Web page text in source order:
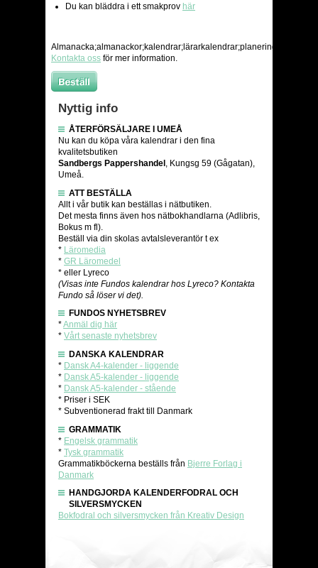
Du kan bläddra i ett smakprov här
Kontakta oss för mer information.
Nyttig info
ÅTERFÖRSÄLJARE I UMEÅ
Nu kan du köpa våra kalendrar i den fina
kvalitetsbutiken
Sandbergs Pappershandel , Kungsg 59 (Gågatan),
Umeå.
ATT BESTÄLLA
Allt i vår butik kan beställas i nätbutiken.
Det mesta finns även hos nätbokhandlarna (Adlibris,
Bokus m fl).
Beställ via din skolas avtalsleverantör t ex
* Läromedia
* GR Läromedel
* eller Lyreco
(Visas inte Fundos kalendrar hos Lyreco? Kontakta
Fundo så löser vi det).
FUNDOS NYHETSBREV
*Anmäl dig här
* Vårt senaste nyhetsbrev
DANSKA KALENDRAR
* Dansk A4-kalender - liggende
* Dansk A5-kalender - liggende
* Dansk A5-kalender - stående
* Priser i SEK
* Subventionerad frakt till Danmark
GRAMMATIK
* Engelsk grammatik
* Tysk grammatik
Grammatikböckerna beställs från Bjerre Forlag i
Danmark
HANDGJORDA KALENDERFODRAL OCH
SILVERSMYCKEN
Bokfodral och silversmycken från Kreativ Design